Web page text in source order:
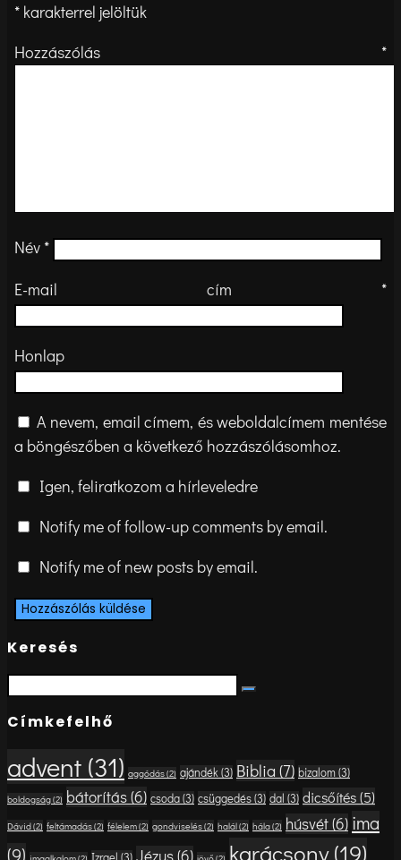
* karakterrel jelöltük
Hozzászólás *
Név *
E-mail cím *
Honlap
A nevem, email címem, és weboldalcímem mentése
a böngészőben a következő hozzászólásomhoz.
Igen, feliratkozom a hírleveledre
Notify me of follow-up comments by email.
Notify me of new posts by email.
Keresés
Címkefelhő
advent (31) aggódás(2) ajándék (3) Biblia (7) bizalom(3)
boldogság(2) bátorítás(6) csoda(3) csüggedés(3) dal (3) dicsőítés(5)
Dávid(2) feltámadás(2) félelem(2) gondviselés(2) halál(2) hála(2) húsvét(6) ima
(9)
karácsony(19)